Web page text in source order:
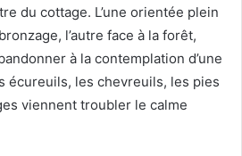
du cottage. L’une orientée plein
l’autre face à la forêt,
à la contemplation d’une
écureuils, les chevreuils, les pies
viennent troubler le calme